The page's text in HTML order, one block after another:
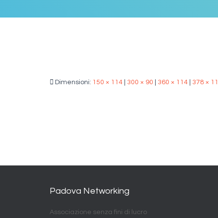
Dimensioni: 150 × 114 300 × 90 360 × 114 378 ×
Padova Networking
Associazione senza fini di lucro